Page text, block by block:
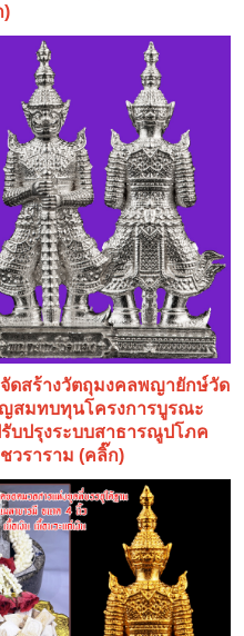
)
ดสร้างวัตถุมงคลพญายักษ์วัด
สมทบทุนโครงการบูรณะ
ปรุงระบบสาธารณูปโภค
วราราม (คลิ๊ก)